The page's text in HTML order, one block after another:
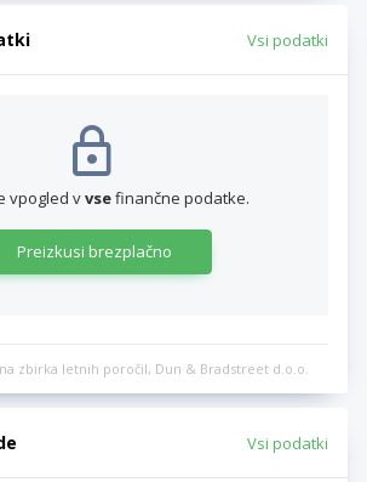
Vsi podatki
vpogled vvsefinančne podatke.
Preizkusi brezplačno
zbirka letnih poročil, Dun & Bradstreet d.o.o.
Vsi podatki